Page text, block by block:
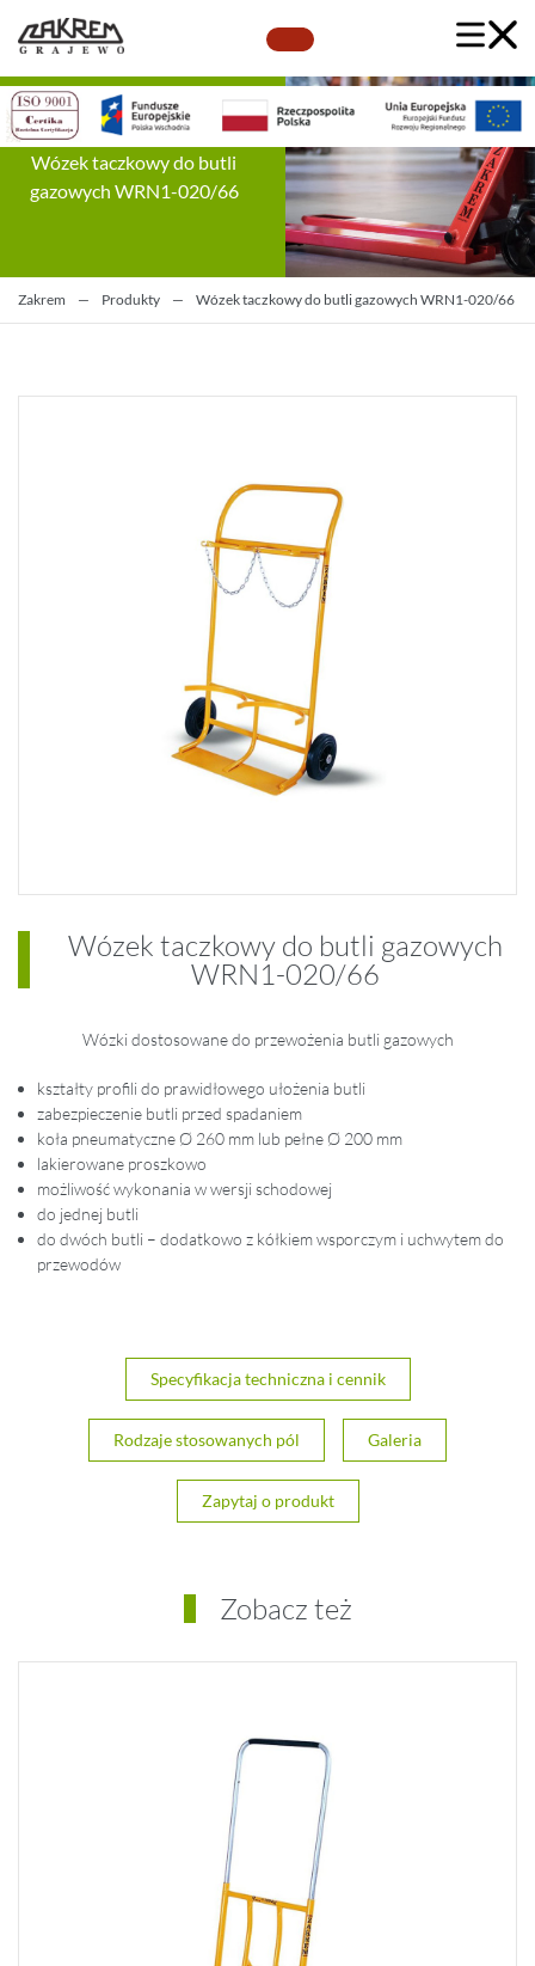
Wózek taczkowy do butli
gazowych WRN1-020/66
Zakrem — Produkty — Wózek taczkowy do butli gazowych WRN1-020/66
Wózek taczkowy do butli gazowych
WRN1-020/66
Wózki dostosowane do przewożenia butli gazowych
kształty profili do prawidłowego ułożenia butli
zabezpieczenie butli przed spadaniem
koła pneumatyczne Ø 260 mm lub pełne Ø 200 mm
lakierowane proszkowo
możliwość wykonania w wersji schodowej
do jednej butli
do dwóch butli – dodatkowo z kółkiem wsporczym i uchwytem do
przewodów
Specyfikacja techniczna i cennik
Rodzaje stosowanych pól Galeria
Zapytaj o produkt
Zobacz też